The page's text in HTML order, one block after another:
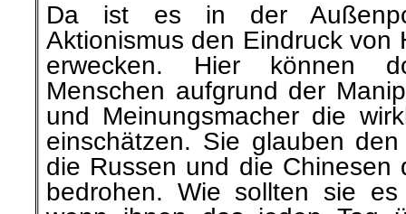
Da ist es in der
Aktionismus den Eindruck von
erwecken. Hier können
Menschen aufgrund der
und Meinungsmacher die
einschätzen. Sie glauben
die Russen und die Chinesen
bedrohen. Wie sollten sie